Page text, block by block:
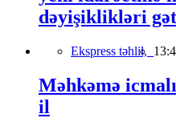
dəyişiklikləri
Ekspress təhlil,
Məhkəmə
il